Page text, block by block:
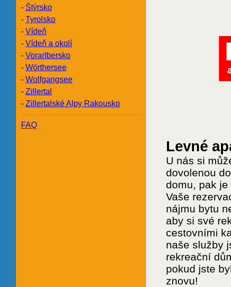
Levné
U nás si
dovolenou
domu, pak
Vaše
nájmu bytu
aby si své
cestovními
naše služby
rekreační
pokud jste
znovu!
- Štýrsko
- Tyrolsko
- Vídeň
- Vídeň a okolí
- Vorarlbersko
- Wörthersee
- Wolfgangsee
- Zillertal
- Zillertalské Alpy Rakousko
FAQ